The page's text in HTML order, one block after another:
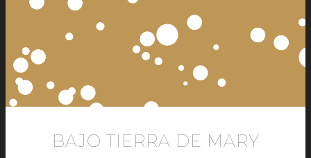
BAJO TIERRA DE MARY